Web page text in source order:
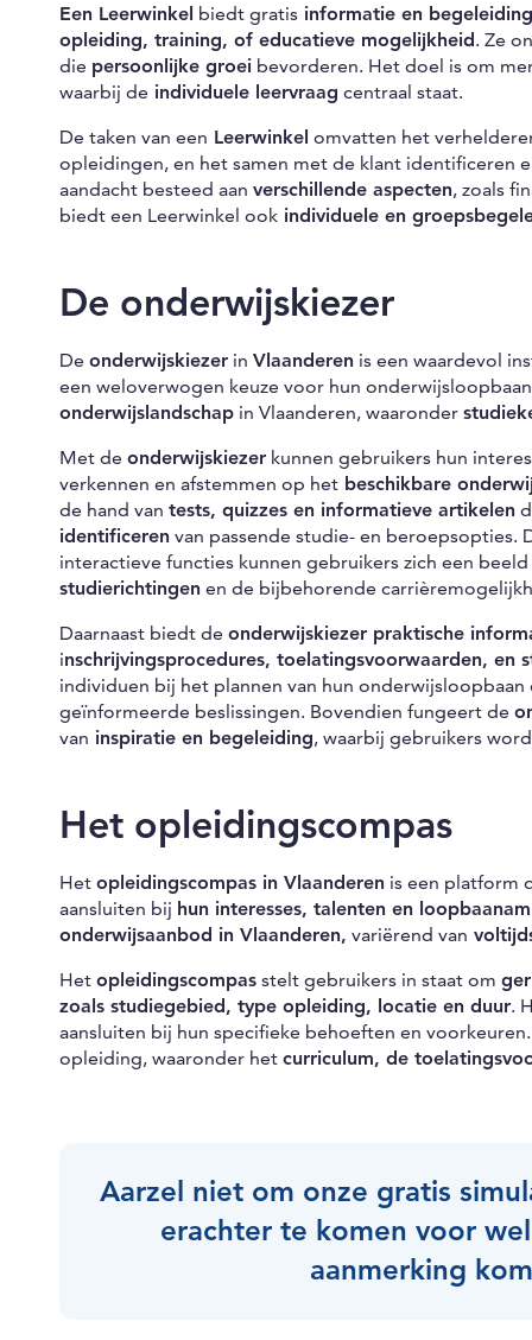
Een Leerwinkel biedt gratis informatie en begeleiding
opleiding, training, of educatieve mogelijkheid. Ze
die persoonlijke groei bevorderen. Het doel is om
waarbij de individuele leervraag centraal staat.
De taken van een Leerwinkel omvatten het
opleidingen, en het samen met de klant identificeren
aandacht besteed aan verschillende aspecten, zoals
biedt een Leerwinkel ook individuele en
De onderwijskiezer
De onderwijskiezer in Vlaanderen is een waardevol
een weloverwogen keuze voor hun
onderwijslandschap in Vlaanderen, waaronder
Met de onderwijskiezer kunnen gebruikers hun
verkennen en afstemmen op het beschikbare
de hand van tests, quizzes en informatieve artikelen
identificeren van passende studie- en beroepsopties.
interactieve functies kunnen gebruikers zich een
studierichtingen en de bijbehorende
Daarnaast biedt de onderwijskiezer praktische
inschrijvingsprocedures, toelatingsvoorwaarden, en
individuen bij het plannen van hun
geïnformeerde beslissingen. Bovendien fungeert de
van inspiratie en begeleiding, waarbij gebruikers
Het opleidingscompas
Het opleidingscompas in Vlaanderen is een platform
aansluiten bij hun interesses, talenten en
onderwijsaanbod in Vlaanderen, variërend van
Het opleidingscompas stelt gebruikers in staat om
zoals studiegebied, type opleiding, locatie en duur.
aansluiten bij hun specifieke behoeften en
opleiding, waaronder het curriculum, de
Aarzel niet om onze gratis
erachter te komen voor
aanmerking